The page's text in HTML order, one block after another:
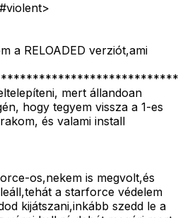
a RELOADED verziót,ami
mert állandoan
hogy tegyem vissza a 1-es
és valami install
os,nekem is megvolt,és
a starforce védelem
kijátszani,inkább szedd le a